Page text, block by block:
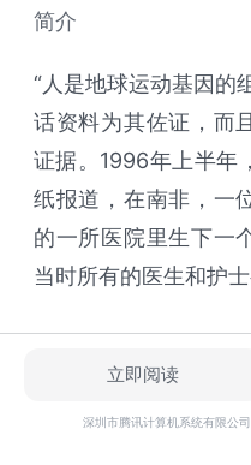
简介
“人是地球运动基因的
话资料为其佐证，而
证据。1996年上半年
纸报道，在南非，一
的一所医院里生下一
当时所有的医生和护
立即阅读
深圳市腾讯计算机系统有限公